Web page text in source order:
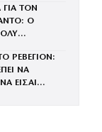
ΤΟΝ
Ο
ΡΕΒΕΓΙΟΝ:
ΝΑ
ΕΙΣΑΙ